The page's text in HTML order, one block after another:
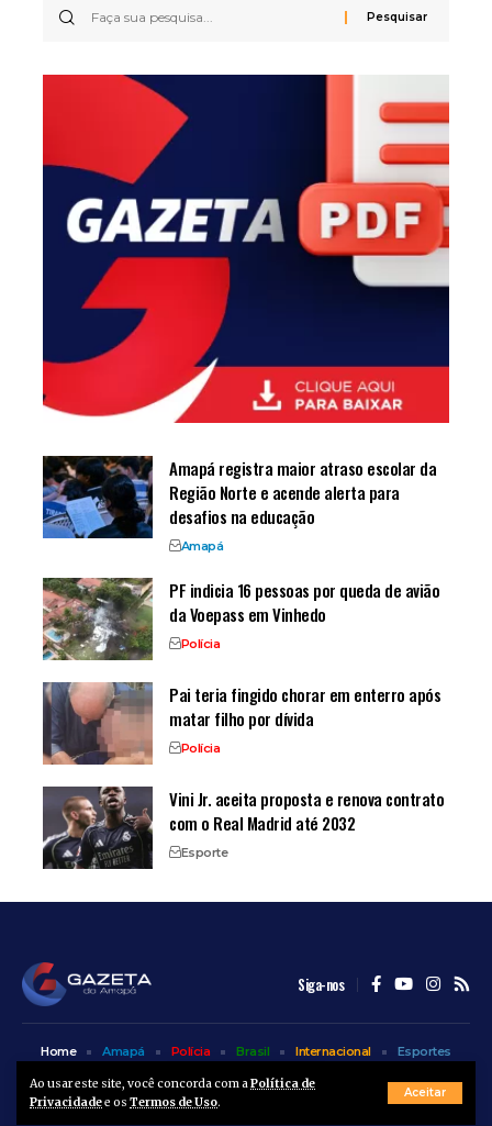
Ao usar este site, você concorda com aPolítica de
Privacidadee os Termos de Uso.
Aceitar
Amapá registra maior atraso escolar da
Região Norte e acende alerta para
desafios na educação
Amapá
PF indicia 16 pessoas por queda de avião
da Voepass em Vinhedo
Polícia
Pai teria fingido chorar em enterro após
matar filho por dívida
Polícia
Vini Jr. aceita proposta e renova contrato
com o Real Madrid até 2032
Esporte
Siga-nos
© A Gazeta do Amapá - 2025. Todos os direitos reservados.
Home Amapá Polícia Brasil Internacional
Esportes
Bem Estar
Entretenimento